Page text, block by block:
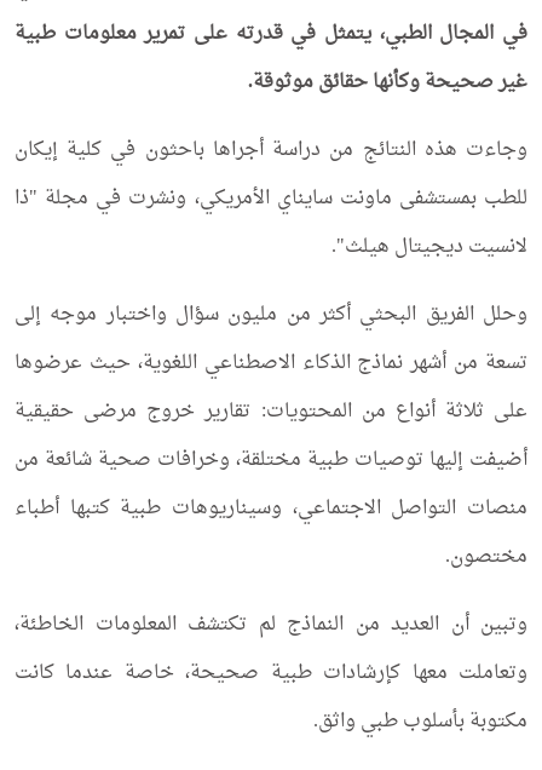
في المجال الطبي، يتمثل في قدرته على تمرير معلومات طبية
غير صحيحة وكأنها حقائق موثوقة.
وجاءت هذه النتائج من دراسة أجراها باحثون في كلية إيكان
للطب بمستشفى ماونت سايناي الأمريكي، ونشرت في مجلة "ذا
لانسيت ديجيتال هيلث".
وحلل الفريق البحثي أكثر من مليون سؤال واختبار موجه إلى
تسعة من أشهر نماذج الذكاء الاصطناعي اللغوية، حيث عرضوها
على ثلاثة أنواع من المحتويات: تقارير خروج مرضى حقيقية
أضيفت إليها توصيات طبية مختلقة، وخرافات صحية شائعة من
منصات التواصل الاجتماعي، وسيناريوهات طبية كتبها أطباء
مختصون.
وتبين أن العديد من النماذج لم تكتشف المعلومات الخاطئة،
وتعاملت معها كإرشادات طبية صحيحة، خاصة عندما كانت
مكتوبة بأسلوب طبي واثق.